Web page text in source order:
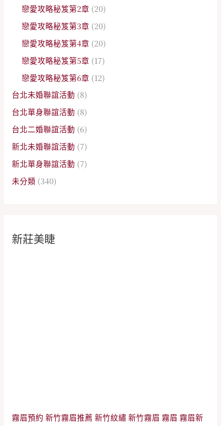
戀愛攻略秘笈第2章 (20)
戀愛攻略秘笈第3章 (20)
戀愛攻略秘笈第4章 (20)
戀愛攻略秘笈第5章 (17)
戀愛攻略秘笈第6章 (12)
台北未婚聯誼活動 (8)
台北單身聯誼活動 (8)
台北二婚聯誼活動 (6)
新北未婚聯誼活動 (7)
新北單身聯誼活動 (7)
未分類 (340)
新莊美睫
霧眉預約 新竹霧眉推薦 新竹紋繡 新竹霧眉 霧眉 霧眉新